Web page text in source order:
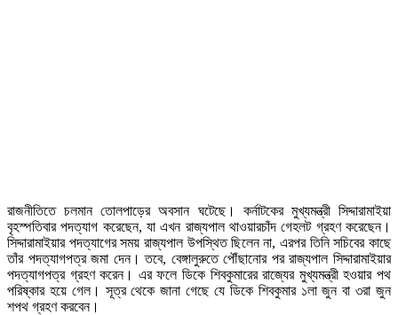
রাজনীতিতে চলমান তোলপাড়ের অবসান ঘটেছে। কর্নাটকের মুখ্যমন্ত্রী সিদ্দারামাইয়া
বৃহস্পতিবার পদত্যাগ করেছেন, যা এখন রাজ্যপাল থাওয়ারচাঁদ গেহলট গ্রহণ করেছেন।
সিদ্দারামাইয়ার পদত্যাগের সময় রাজ্যপাল উপস্থিত ছিলেন না, এরপর তিনি সচিবের কাছে
তাঁর পদত্যাগপত্র জমা দেন। তবে, বেঙ্গালুরুতে পৌঁছানোর পর রাজ্যপাল সিদ্দারামাইয়ার
পদত্যাগপত্র গ্রহণ করেন। এর ফলে ডিকে শিবকুমারের রাজ্যের মুখ্যমন্ত্রী হওয়ার পথ
পরিষ্কার হয়ে গেল। সূত্র থেকে জানা গেছে যে ডিকে শিবকুমার ১লা জুন বা ৩রা জুন
শপথ গ্রহণ করবেন।